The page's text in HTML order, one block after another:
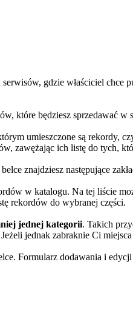
gdzie właściciel chce
które będziesz sprzedawać
umieszczone są rekordy,
zawężając ich listę do tych,
znajdziesz następujące
w katalogu. Na tej liście
rekordów do wybranej części.
jednej kategorii. Takich
jednak zabraknie Ci
Formularz dodawania i